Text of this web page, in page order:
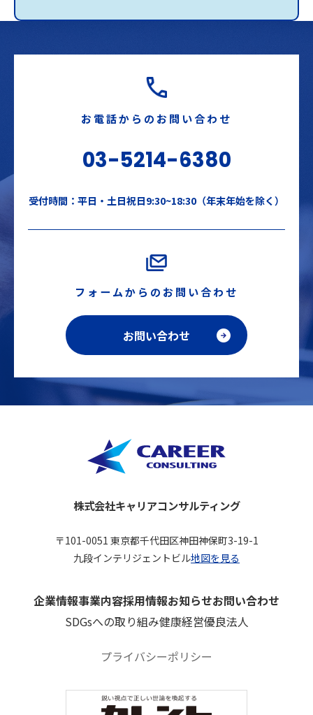
お電話からのお問い合わせ
03-5214-6380
受付時間：平日・土日祝日9:30~18:30（年末年始を除く）
フォームからのお問い合わせ
お問い合わせ
株式会社キャリアコンサルティング
〒101-0051 東京都千代田区神田神保町3-19-1
九段インテリジェントビル地図を見る
企業情報事業内容採用情報お知らせお問い合わせ
SDGsへの取り組み健康経営優良法人
プライバシーポリシー